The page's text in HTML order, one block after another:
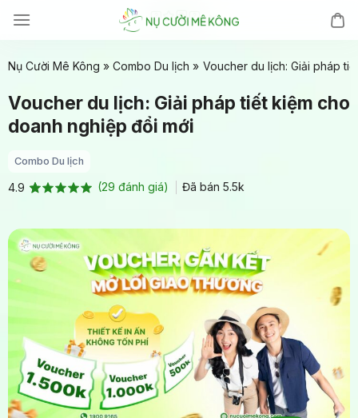
đến
dung
Nụ Cười Mê Kông » Combo Du lịch » Voucher du lịch: Giải pháp
Voucher du lịch: Giải pháp tiết kiệm cho
doanh nghiệp đổi mới
Combo Du lịch
4.9
đánh giá
(29 đánh giá) Đã bán 5.5k